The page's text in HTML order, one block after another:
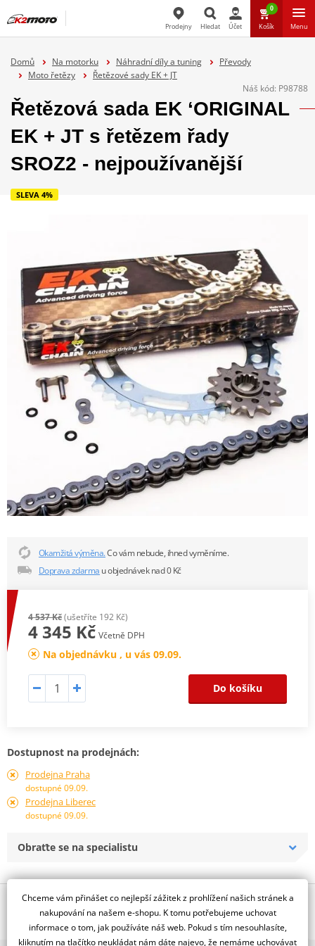
Prodejny Hledat Účet
0
Košík Menu
Domů Na motorku Náhradní díly a tuning
Převody
Moto řetězy
Řetězové sady EK + JT
Náš kód: P98788
Řetězová sada EK ‘ORIGINAL
EK + JT s řetězem řady
SROZ2 - nejpoužívanější
SLEVA 4%
Okamžitá výměna.Co vám nebude, ihned vyměníme.
Doprava zdarma u objednávek nad 0 Kč
4 537 Kč(ušetříte 192 Kč)
4 345 Kč Včetně DPH
Na objednávku , u vás 09.09.
Do košíku
Dostupnost na prodejnách:
Prodejna Praha
dostupné 09.09.
Prodejna Liberec
dostupné 09.09.
Obraťte se na specialistu
Popis a parametry
Jsme autorizovaný
dealer značky EK + JT
Chceme vám přinášet co nejlepší zážitek z prohlížení našich stránek a
nakupování na našem e-shopu. K tomu potřebujeme uchovat
informace o tom, jak používáte náš web. Pokud s tím nesouhlasíte,
kliknutím na tlačítko neukládat nám dáte najevo, že nemáme uchovávat